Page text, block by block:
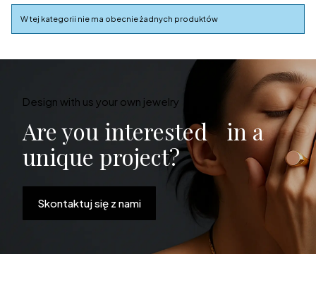
Lista produktów
W tej kategorii nie ma obecnie żadnych produktów
Design with us your own jewelry
Are you interested in a
unique project?
Skontaktuj się z nami